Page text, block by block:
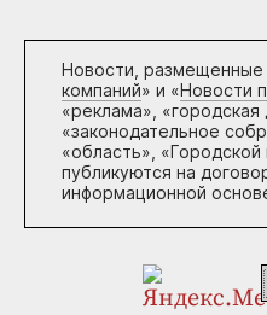
Новости, размещенные
компаний» и «Новости
«реклама», «городская
«законодательное
«область», «Городской
публикуются на
информационной